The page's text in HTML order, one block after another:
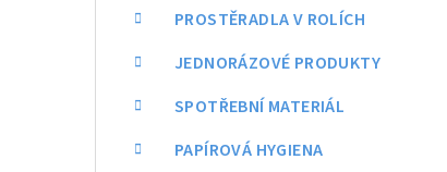
PROSTĚRADLA V ROLÍCH
JEDNORÁZOVÉ PRODUKTY
SPOTŘEBNÍ MATERIÁL
PAPÍROVÁ HYGIENA